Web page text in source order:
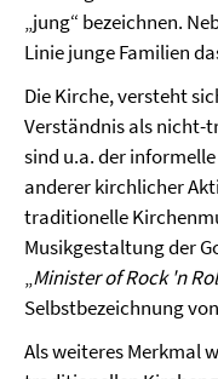
„jung“ bezeichnen.
Linie junge Familien
Die Kirche, versteht
Verständnis als nicht-
sind u.a. der
anderer kirchlicher
traditionelle
Musikgestaltung der
„Minister of Rock 'n
Selbstbezeichnung
Als weiteres Merkmal